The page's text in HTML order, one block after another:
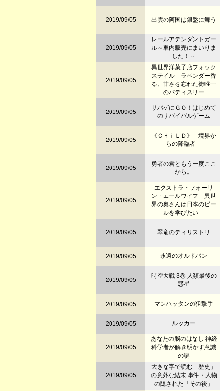
2019/09/05 出雲の阿国は銀盤に舞う
2019/09/05
レールアテンダントガー
ル～車内販売にまいりま
した！～
2019/09/05
異世界洋菓子店フォック
ステイル ラベンダー香
る、甘さを忘れた街唯一
のパティスリー
2019/09/05
サバゲにＧＯ！はじめて
のサバイバルゲーム
2019/09/05
《ＣＨｉＬＤ》―境界か
らの降臨者―
2019/09/05
勇者の君ともう一度ここ
から。
2019/09/05
エクストラ・フォーリ
ン・エールワイフ―異世
界の奥さんは日本のビー
ルを学びたい―
2019/09/05 翠竜のティリストリ
2019/09/05 永遠のオルドバン
2019/09/05
時空大戦 3巻 人類最後の
惑星
2019/09/05 マンハッタンの狙撃手
2019/09/05 ルッカー
2019/09/05
あなたの脳のはなし 神経
科学者が解き明かす意識
の謎
2019/09/05
大きな字で読む「歴史」
の意外な結末 事件・人物
の隠された「その後」